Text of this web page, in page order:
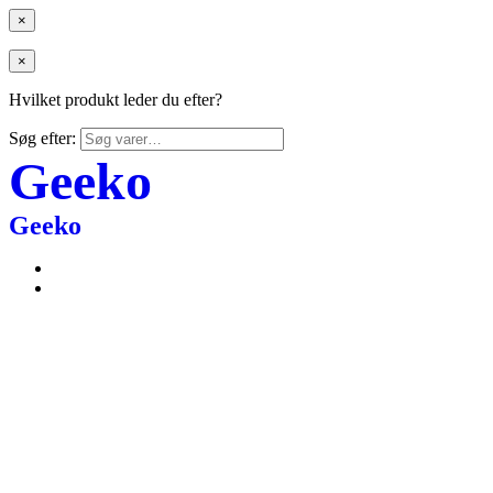
×
×
Hvilket produkt leder du efter?
Søg efter:
Geeko
Geeko